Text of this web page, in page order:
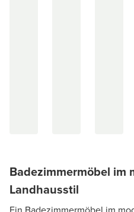
Badezimmermöbel im
Landhausstil